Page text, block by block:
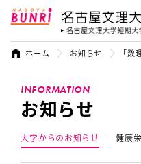
名古屋文理大学
よく検索されているキーワード：
ホーム お知らせ 「数
INFORMATION
お知らせ
大学からのお知らせ 健康